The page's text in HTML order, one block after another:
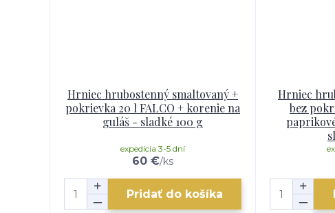
Hrniec hrubostenný smaltovaný +
pokrievka 20 l FALCO + korenie na
guláš - sladké 100 g
60 €/ks
expedícia 3-5 dní
Pridať do košíka
Hrniec
bez